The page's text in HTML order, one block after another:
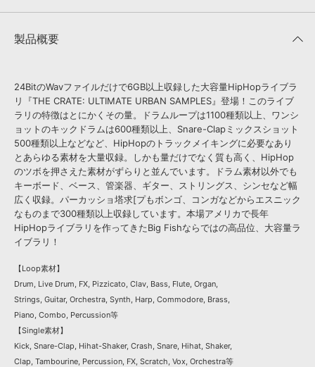
製品概要
24BitのWavファイルだけで6GB以上収録した大容量HipHopライブラ
リ『THE CRATE: ULTIMATE URBAN SAMPLES』登場！このライブ
ラリの特徴はとにかくその量。ドラムループは1100種類以上、ワンシ
ョットのキックドラムは600種類以上、Snare-Clapミックスショット
500種類以上などなど、HipHopのトラックメイキングに必要なあり
とあらゆる素材を大量収録。しかも量だけでなく質も高く、HipHop
のツボを押さえた素材がずらりと並んでいます。ドラム素材以外でも
キーボード、ベース、管楽器、ギター、ストリングス、シンセなど幅
広く収録。パーカッショ塔求[プもボンゴ、コンガなどからエスニック
なものまで300種類以上収録しています。本場アメリカで長年
HipHopライブラリを作ってきたBig Fishならではの高品位、大容量ラ
イブラリ！
【Loop素材】
Drum, Live Drum, FX, Pizzicato, Clav, Bass, Flute, Organ,
Strings, Guitar, Orchestra, Synth, Harp, Commodore, Brass,
Piano, Combo, Percussion等
【Single素材】
Kick, Snare-Clap, Hihat-Shaker, Crash, Snare, Hihat, Shaker,
Clap, Tambourine, Percussion, FX, Scratch, Vox, Orchestra等